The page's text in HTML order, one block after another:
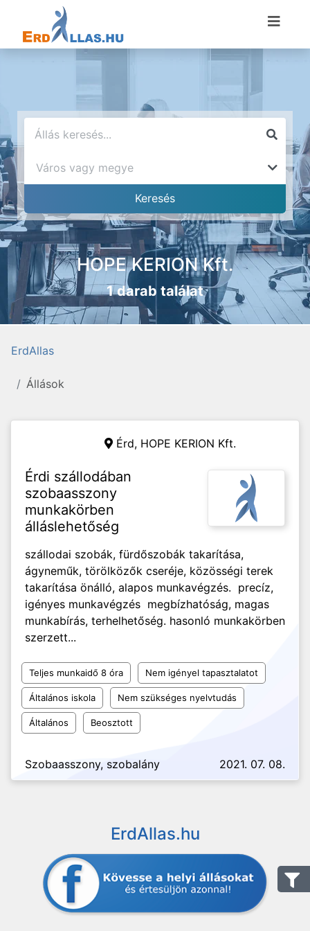
HOPE KERION Kft.
1 darab találat
ErdAllas
Állások
Érd, HOPE KERION Kft.
Érdi szállodában
szobaasszony
munkakörben
álláslehetőség
szállodai szobák, fürdőszobák takarítása,
ágyneműk, törölközők cseréje, közösségi terek
takarítása önálló, alapos munkavégzés. precíz,
igényes munkavégzés megbízhatóság, magas
munkabírás, terhelhetőség. hasonló munkakörben
szerzett...
Teljes munkaidő 8 óra Nem igényel tapasztalatot
Általános iskola Nem szükséges nyelvtudás
Általános Beosztott
Szobaasszony, szobalány 2021. 07. 08.
ErdAllas.hu